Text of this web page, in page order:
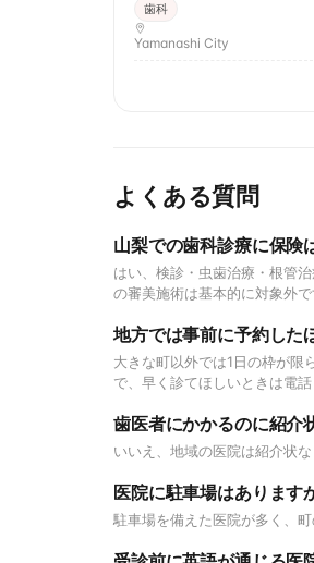
歯科
Yamanashi City
よくある質問
山梨での歯科診療に保険
はい、検診・虫歯治療・根管
の審美施術は基本的に対象外で
地方では事前に予約した
大きな町以外では1日の枠が限
で、早く診てほしいときは電話
歯医者にかかるのに紹介
いいえ、地域の医院は紹介状
医院に駐車場はあります
駐車場を備えた医院が多く、